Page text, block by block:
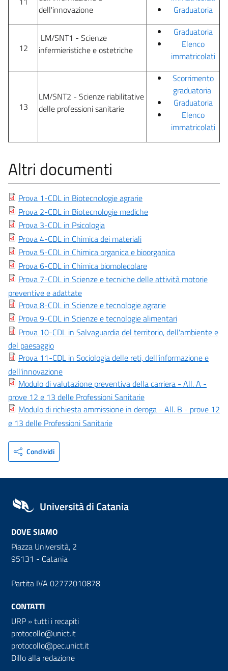
dell'innovazione
Graduatoria
12
LM/SNT1 - Scienze
infermieristiche e ostetriche
Graduatoria
Elenco
immatricolati
13
LM/SNT2 - Scienze riabilitative
delle professioni sanitarie
Scorrimento
graduatoria
Graduatoria
Elenco
immatricolati
Altri documenti
Prova 1-CDL in Biotecnologie agrarie
Prova 2-CDL in Biotecnologie mediche
Prova 3-CDL in Psicologia
Prova 4-CDL in Chimica dei materiali
Prova 5-CDL in Chimica organica e bioorganica
Prova 6-CDL in Chimica biomolecolare
Prova 7-CDL in Scienze e tecniche delle attività motorie
preventive e adattate
Prova 8-CDL in Scienze e tecnologie agrarie
Prova 9-CDL in Scienze e tecnologie alimentari
Prova 10-CDL in Salvaguardia del territorio, dell'ambiente e
del paesaggio
Prova 11-CDL in Sociologia delle reti, dell'informazione e
dell'innovazione
Modulo di valutazione preventiva della carriera - All. A -
prove 12 e 13 delle Professioni Sanitarie
Modulo di richiesta ammissione in deroga - All. B - prove 12
e 13 delle Professioni Sanitarie
Condividi
Università di Catania
DOVE SIAMO
Piazza Università, 2
95131 - Catania
Partita IVA 02772010878
CONTATTI
URP »tutti i recapiti
protocollo@unict.it
protocollo@pec.unict.it
Dillo alla redazione